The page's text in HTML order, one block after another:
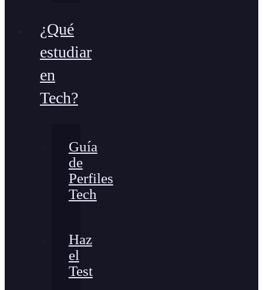
¿Qué
estudiar
en
Tech?
Guía
de
Perfiles
Tech
Haz
el
Test